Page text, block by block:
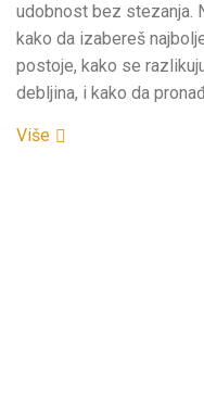
udobnost bez stezanja.
kako da izabereš
postoje, kako se
debljina, i kako da
Više